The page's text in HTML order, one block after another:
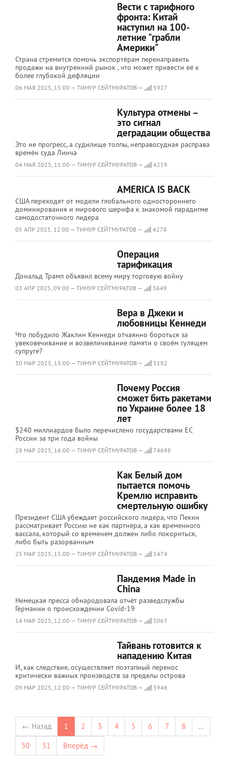
Вести с тарифного
фронта: Китай
наступил на 100-
летние "грабли
Америки"
Страна стремится помочь экспортёрам перенаправить
продажи на внутренний рынок , что может привести её к
более глубокой дефляции
06 МАЯ 2025, 15:00 — ТИМУР СЕЙТМУРАТОВ — 5927
Культура отмены –
это сигнал
деградации общества
Это не прогресс, а судилище толпы, неправосудная расправа
времён суда Линча
04 МАЯ 2025, 11:00 — ТИМУР СЕЙТМУРАТОВ — 4259
AMERICA IS BACK
США переходят от модели глобального одностороннего
доминирования и мирового шерифа к знакомой парадигме
самодостаточного лидера
05 АПР 2025, 12:00 — ТИМУР СЕЙТМУРАТОВ — 4278
Операция
тарификация
Дональд Трамп объявил всему миру торговую войну
03 АПР 2025, 09:00 — ТИМУР СЕЙТМУРАТОВ — 3649
Вера в Джеки и
любовницы Кеннеди
Что побудило Жаклин Кеннеди отчаянно бороться за
увековечивание и возвеличивание памяти о своём гулящем
супруге?
30 МАР 2025, 15:00 — ТИМУР СЕЙТМУРАТОВ — 5182
Почему Россия
сможет бить ракетами
по Украине более 18
лет
$240 миллиардов было перечислено государствами ЕС
России за три года войны
28 МАР 2025, 16:00 — ТИМУР СЕЙТМУРАТОВ — 74698
Как Белый дом
пытается помочь
Кремлю исправить
смертельную ошибку
Президент США убеждает российского лидера, что Пекин
рассматривает Россию не как партнёра, а как временного
вассала, который со временем должен либо покориться,
либо быть разорванным
25 МАР 2025, 15:00 — ТИМУР СЕЙТМУРАТОВ — 5474
Пандемия Made in
China
Немецкая пресса обнародовала отчёт разведслужбы
Германии о происхождении Covid-19
14 МАР 2025, 12:00 — ТИМУР СЕЙТМУРАТОВ — 5067
Тайвань готовится к
нападению Китая
И, как следствие, осуществляет поэтапный перенос
критически важных производств за пределы острова
09 МАР 2025, 12:00 — ТИМУР СЕЙТМУРАТОВ — 3946
← Назад 1 2 3 4 5 6 7 8
...
50
51 Вперёд →